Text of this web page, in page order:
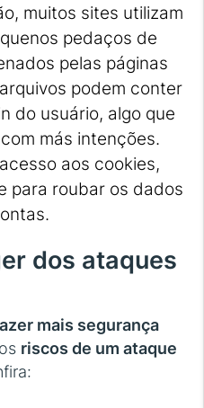
muitos sites utilizam
pedaços de
pelas páginas
podem conter
do usuário, algo que
más intenções.
aos cookies,
para roubar os dados
dos ataques
mais segurança
riscos de um ataque